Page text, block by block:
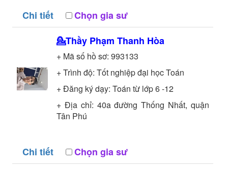
Chi tiết
Chọn gia sư
💁Thầy Phạm Thanh Hòa
+ Mã số hồ sơ: 993133
+ Trình độ: Tốt nghiệp đại họcToán
+ Đăng ký dạy: Toán từ lớp 6 -12
+ Địa chỉ: 40a đường Thống Nhất, quận
Tân Phú
Chi tiết
Chọn gia sư